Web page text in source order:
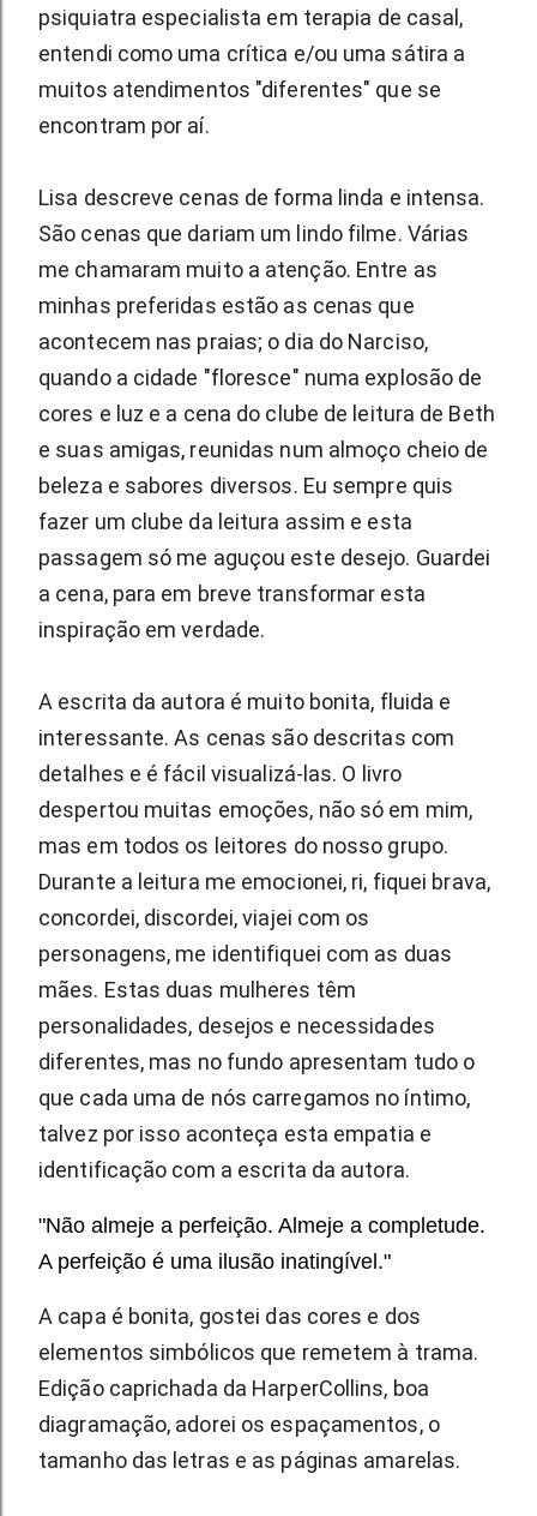
psiquiatra especialista em terapia de casal,
entendi como uma crítica e/ou uma sátira a
muitos atendimentos "diferentes" que se
encontram por aí.
Lisa descreve cenas de forma linda e intensa.
São cenas que dariam um lindo filme. Várias
me chamaram muito a atenção. Entre as
minhas preferidas estão as cenas que
acontecem nas praias; o dia do Narciso,
quando a cidade "floresce" numa explosão de
cores e luz e a cena do clube de leitura de Beth
e suas amigas, reunidas num almoço cheio de
beleza e sabores diversos. Eu sempre quis
fazer um clube da leitura assim e esta
passagem só me aguçou este desejo. Guardei
a cena, para em breve transformar esta
inspiração em verdade.
A escrita da autora é muito bonita, fluida e
interessante. As cenas são descritas com
detalhes e é fácil visualizá-las. O livro
despertou muitas emoções, não só em mim,
mas em todos os leitores do nosso grupo.
Durante a leitura me emocionei, ri, fiquei brava,
concordei, discordei, viajei com os
personagens, me identifiquei com as duas
mães. Estas duas mulheres têm
personalidades, desejos e necessidades
diferentes, mas no fundo apresentam tudo o
que cada uma de nós carregamos no íntimo,
talvez por isso aconteça esta empatia e
identificação com a escrita da autora.
"Não almeje a perfeição. Almeje a completude.
A perfeição é uma ilusão inatingível."
A capa é bonita, gostei das cores e dos
elementos simbólicos que remetem à trama.
Edição caprichada da HarperCollins, boa
diagramação, adorei os espaçamentos, o
tamanho das letras e as páginas amarelas.